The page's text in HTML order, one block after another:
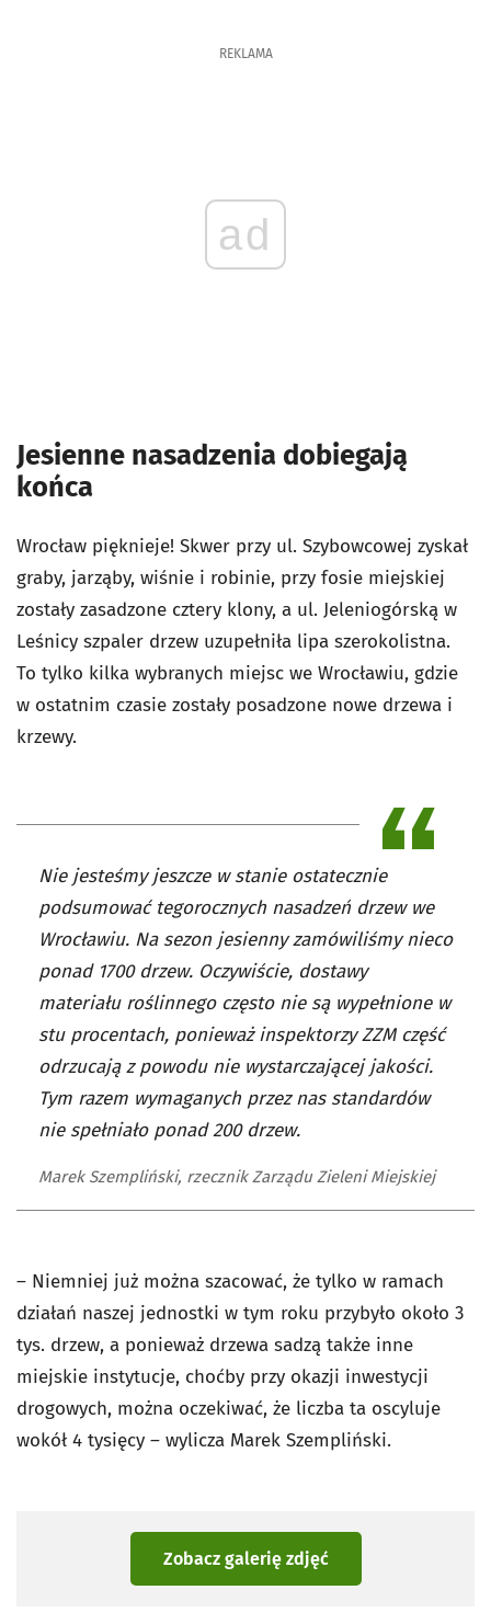
REKLAMA
ad
Jesienne nasadzenia dobiegają
końca
Wrocław pięknieje! Skwer przy ul. Szybowcowej zyskał
graby, jarząby, wiśnie i robinie, przy fosie miejskiej
zostały zasadzone cztery klony, a ul. Jeleniogórską w
Leśnicy szpaler drzew uzupełniła lipa szerokolistna.
To tylko kilka wybranych miejsc we Wrocławiu, gdzie
w ostatnim czasie zostały posadzone nowe drzewa i
krzewy.
Nie jesteśmy jeszcze w stanie ostatecznie
podsumować tegorocznych nasadzeń drzew we
Wrocławiu. Na sezon jesienny zamówiliśmy nieco
ponad 1700 drzew. Oczywiście, dostawy
materiału roślinnego często nie są wypełnione w
stu procentach, ponieważ inspektorzy ZZM część
odrzucają z powodu nie wystarczającej jakości.
Tym razem wymaganych przez nas standardów
nie spełniało ponad 200 drzew.
Marek Szempliński, rzecznik Zarządu Zieleni Miejskiej
– Niemniej już można szacować, że tylko w ramach
działań naszej jednostki w tym roku przybyło około 3
tys. drzew, a ponieważ drzewa sadzą także inne
miejskie instytucje, choćby przy okazji inwestycji
drogowych, można oczekiwać, że liczba ta oscyluje
wokół 4 tysięcy – wylicza Marek Szempliński.
Zobacz galerię zdjęć